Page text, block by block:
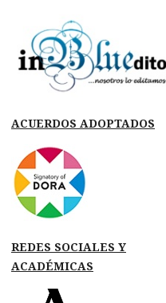
ACUERDOS ADOPTADOS
REDES SOCIALES Y
ACADÉMICAS